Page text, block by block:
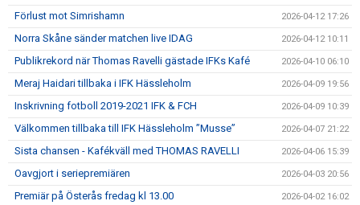
Förlust mot Simrishamn 2026-04-12 17:26
Norra Skåne sänder matchen live IDAG 2026-04-12 10:11
Publikrekord när Thomas Ravelli gästade IFKs Kafé 2026-04-10 06:10
Meraj Haidari tillbaka i IFK Hässleholm 2026-04-09 19:56
Inskrivning fotboll 2019-2021 IFK & FCH 2026-04-09 10:39
Välkommen tillbaka till IFK Hässleholm ”Musse” 2026-04-07 21:22
Sista chansen - Kafékväll med THOMAS RAVELLI 2026-04-06 15:39
Oavgjort i seriepremiären 2026-04-03 20:56
Premiär på Österås fredag kl 13.00 2026-04-02 16:02